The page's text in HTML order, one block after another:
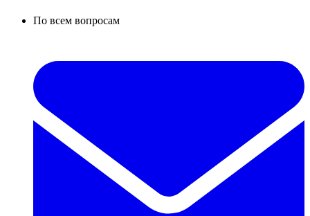
По всем вопросам